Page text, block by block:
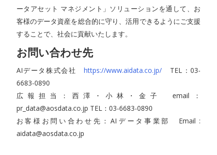
ータアセット マネジメント」ソリューションを通して、お
客様のデータ資産を総合的に守り、活用できるようにご支援
することで、社会に貢献いたします。
お問い合わせ先
AIデータ株式会社 https://www.aidata.co.jp/ TEL：03-
6683-0890
広報担当：西澤・小林・金子 email：
pr_data@aosdata.co.jp TEL：03-6683-0890
お客様お問い合わせ先：AIデータ事業部 Email :
aidata@aosdata.co.jp